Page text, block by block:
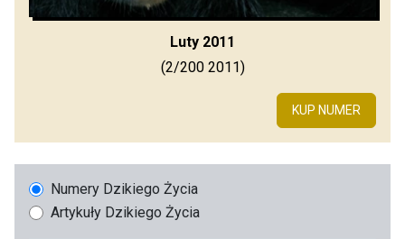
Luty 2011
(2/200 2011)
KUP NUMER
Numery Dzikiego Życia
Artykuły Dzikiego Życia